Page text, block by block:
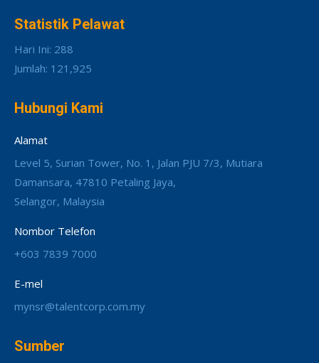
Statistik Pelawat
Hari Ini: 288
Jumlah: 121,925
Hubungi Kami
Alamat
Level 5, Surian Tower, No. 1, Jalan PJU 7/3, Mutiara
Damansara, 47810 Petaling Jaya,
Selangor, Malaysia
Nombor Telefon
+603 7839 7000
E-mel
mynsr@talentcorp.com.my
Sumber